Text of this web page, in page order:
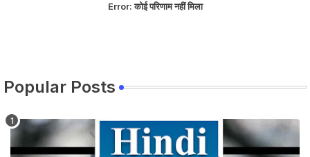
Error:कोई परिणाम नहीं मिला
Popular Posts